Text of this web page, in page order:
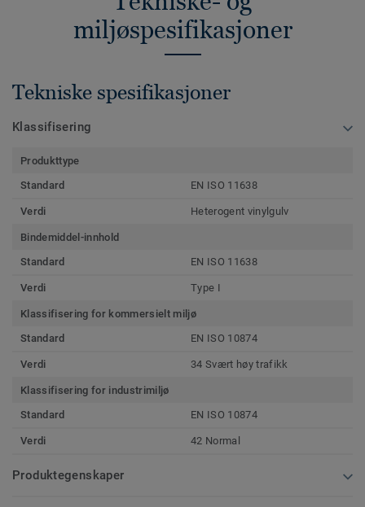
miljøspesifikasjoner
Tekniske spesifikasjoner
Klassifisering
Produkttype
Standard
EN ISO 11638
Verdi Heterogent vinylgulv
Bindemiddel-innhold
Standard
EN ISO 11638
Verdi Type I
Klassifisering for kommersielt miljø
Standard
EN ISO 10874
Verdi 34 Svært høy trafikk
Klassifisering for industrimiljø
Standard
EN ISO 10874
Verdi 42 Normal
Produktegenskaper